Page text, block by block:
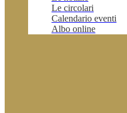
Le circolari
Calendario eventi
Albo online